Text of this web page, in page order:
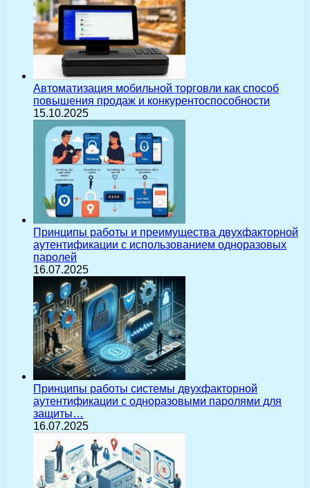
Автоматизация мобильной торговли как способ
повышения продаж и конкурентоспособности
15.10.2025
Принципы работы и преимущества двухфакторной
аутентификации с использованием одноразовых
паролей
16.07.2025
Принципы работы системы двухфакторной
аутентификации с одноразовыми паролями для
защиты…
16.07.2025